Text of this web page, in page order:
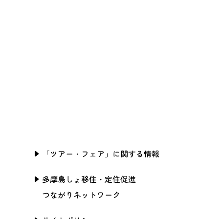
「ツアー・フェア」に関する情報
多摩島しょ移住・定住促進
つながりネットワーク